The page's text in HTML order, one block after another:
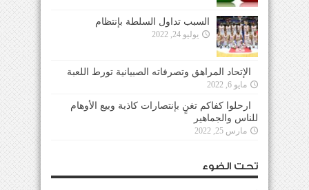
السبب تداول السلطة بإنتظام
يوليو 24, 2022
الإتحاد المراهق وتصرفاته الصبيانية تورط اللعبة
مايو 6, 2022
ارحلوا كفاكم تغنٍ بإنتصارات كاذبة وبيع الأوهام
للناس والجماهير
مارس 25, 2022
تحت الضوء